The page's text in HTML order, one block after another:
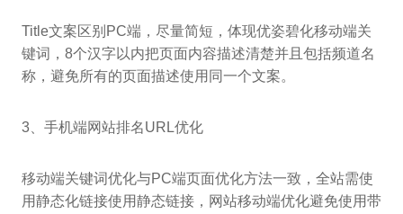
Title文案区别PC端，尽量简短，体现优姿碧化移动端关
键词，8个汉字以内把页面内容描述清楚并且包括频道名
称，避免所有的页面描述使用同一个文案。
3、手机端网站排名URL优化
移动端关键词优化与PC端页面优化方法一致，全站需使
用静态化链接使用静态链接，网站移动端优化避免使用带